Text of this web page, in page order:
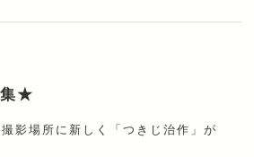
集★
影場所に新しく「つきじ治作」が